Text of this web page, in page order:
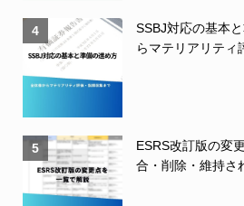
4
SSBJ対応の基本
らマテリアリティ
5
ESRS改訂版の変
合・削除・維持さ